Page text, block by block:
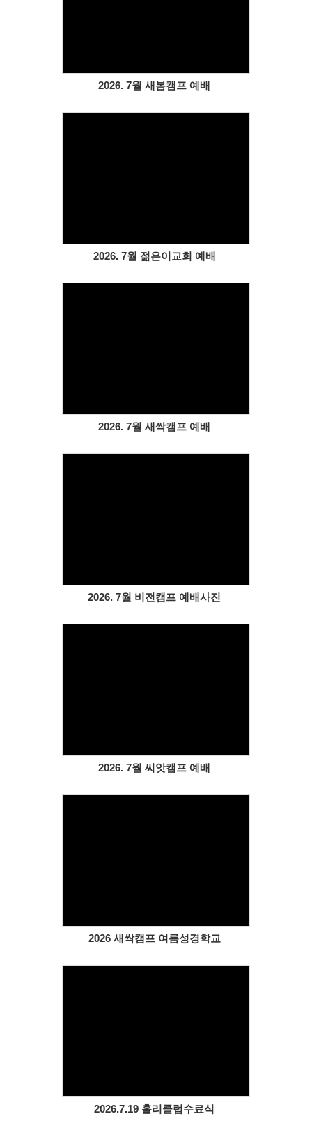
2026. 7월 새봄캠프 예배
2026. 7월 젊은이교회 예배
2026. 7월 새싹캠프 예배
2026. 7월 비전캠프 예배사진
2026. 7월 씨앗캠프 예배
2026 새싹캠프 여름성경학교
2026.7.19 홀리클럽수료식